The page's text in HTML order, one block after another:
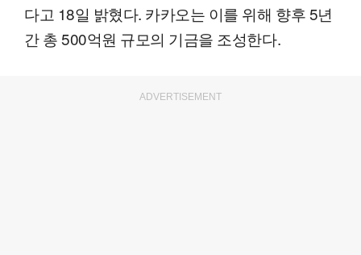
다고 18일 밝혔다. 카카오는 이를 위해 향후 5년
간 총 500억원 규모의 기금을 조성한다.
ADVERTISEMENT